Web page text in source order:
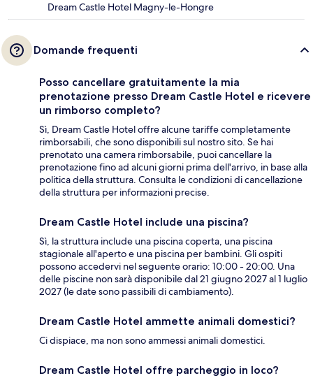
Dream Castle Hotel Magny-le-Hongre
Domande frequenti
Posso cancellare gratuitamente la mia
prenotazione presso Dream Castle Hotel e ricevere
un rimborso completo?
Sì, Dream Castle Hotel offre alcune tariffe completamente
rimborsabili, che sono disponibili sul nostro sito. Se hai
prenotato una camera rimborsabile, puoi cancellare la
prenotazione fino ad alcuni giorni prima dell'arrivo, in base alla
politica della struttura. Consulta le condizioni di cancellazione
della struttura per informazioni precise.
Dream Castle Hotel include una piscina?
Sì, la struttura include una piscina coperta, una piscina
stagionale all'aperto e una piscina per bambini. Gli ospiti
possono accedervi nel seguente orario: 10:00 - 20:00. Una
delle piscine non sarà disponibile dal 21 giugno 2027 al 1 luglio
2027 (le date sono passibili di cambiamento).
Dream Castle Hotel ammette animali domestici?
Ci dispiace, ma non sono ammessi animali domestici.
Dream Castle Hotel offre parcheggio in loco?